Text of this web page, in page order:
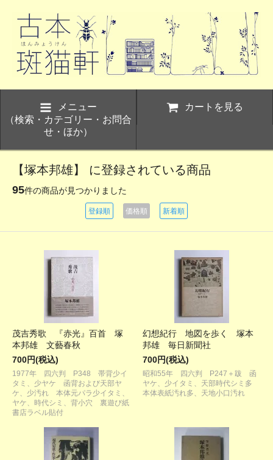
メニュー
（検索・カテゴリー・お問合
せ・ほか）
カートを見る
【塚本邦雄】 に登録されている商品
95件の商品が見つかりました
登録順 価格順 新着順
茂吉秀歌 『赤光』百首 塚
本邦雄 文藝春秋
700円(税込)
1977年 四六判 P348 帯背少イ
タミ、少ヤケ 函背および天部ヤ
ケ、少汚れ 本体元パラ少イタミ、
ヤケ、時代シミ、背小穴 裏遊び紙
書店ラベル貼付
幻想紀行 地図を歩く 塚本
邦雄 毎日新聞社
700円(税込)
昭和55年 四六判 P247＋跋 函
ヤケ、少イタミ、天部時代シミ多
本体表紙汚れ多、天地小口汚れ